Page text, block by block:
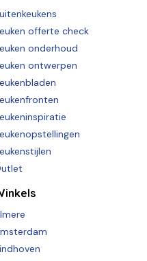
offerte check
onderhoud
ontwerpen